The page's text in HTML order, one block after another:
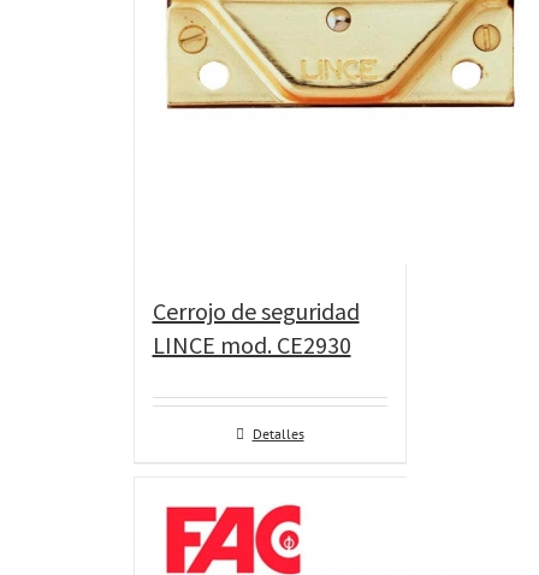
Cerrojo de seguridad
LINCE mod. CE2930
Detalles